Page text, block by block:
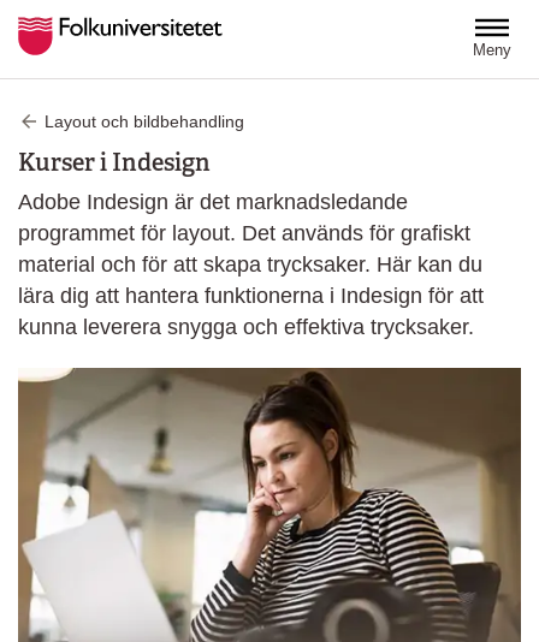
Meny
Layout och bildbehandling
Kurser i Indesign
Adobe Indesign är det marknadsledande
programmet för layout. Det används för grafiskt
material och för att skapa trycksaker. Här kan du
lära dig att hantera funktionerna i Indesign för att
kunna leverera snygga och effektiva trycksaker.